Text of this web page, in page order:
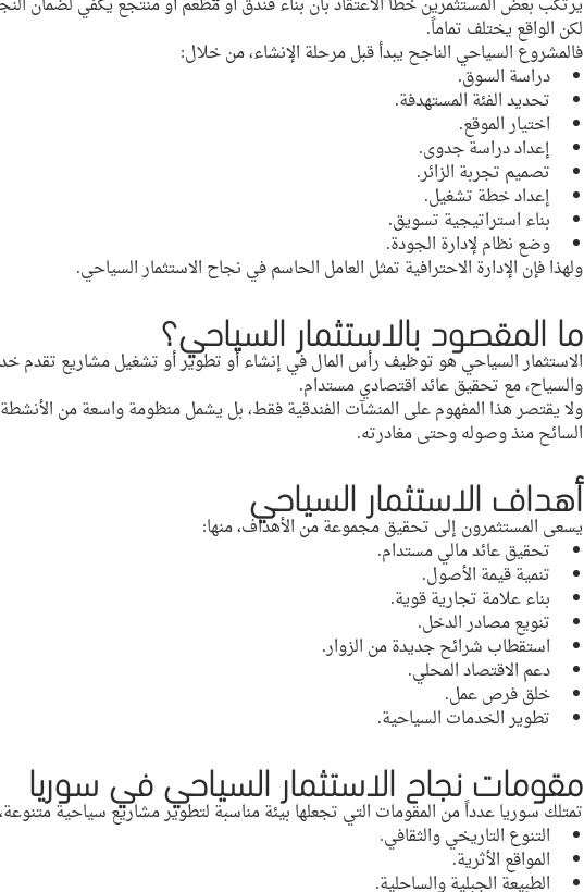
لكن الواقع يختلف تماماً.
فالمشروع السياحي الناجح يبدأ قبل مرحلة الإنشاء، من خلال:
دراسة السوق.
تحديد الفئة المستهدفة.
اختيار الموقع.
إعداد دراسة جدوى.
تصميم تجربة الزائر.
إعداد خطة تشغيل.
بناء استراتيجية تسويق.
وضع نظام لإدارة الجودة.
ولهذا فإن الإدارة الاحترافية تمثل العامل الحاسم في نجاح الاستثمار السياحي.
ما المقصود بالاستثمار السياحي؟
الاستثمار السياحي هو توظيف رأس المال في إنشاء أو تطوير أو تشغيل مشاريع تقدم
والسياح، مع تحقيق عائد اقتصادي مستدام.
ولا يقتصر هذا المفهوم على المنشآت الفندقية فقط، بل يشمل منظومة واسعة من
السائح منذ وصوله وحتى مغادرته.
أهداف الاستثمار السياحي
يسعى المستثمرون إلى تحقيق مجموعة من الأهداف، منها:
تحقيق عائد مالي مستدام.
تنمية قيمة الأصول.
بناء علامة تجارية قوية.
تنويع مصادر الدخل.
استقطاب شرائح جديدة من الزوار.
دعم الاقتصاد المحلي.
خلق فرص عمل.
تطوير الخدمات السياحية.
مقومات نجاح الاستثمار السياحي في سوريا
تمتلك سوريا عدداً من المقومات التي تجعلها بيئة مناسبة لتطوير مشاريع سياحية
التنوع التاريخي والثقافي.
المواقع الأثرية.
الطبيعة الجبلية والساحلية.